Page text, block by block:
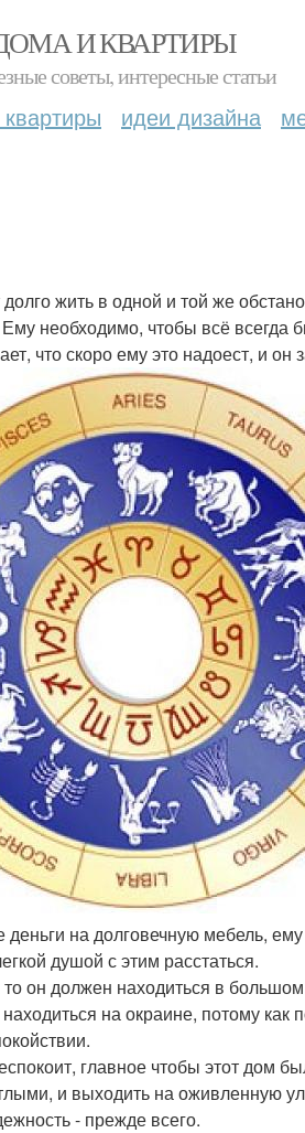
И КВАРТИРЫ
советы, интересные статьи
идеи дизайна
жить в одной и той же
необходимо, чтобы всё всегда
что скоро ему это надоест, и он
на долговечную мебель,
душой с этим расстаться.
он должен находиться в
на окраине, потому как
главное чтобы этот дом
и выходить на оживленную
- прежде всего.